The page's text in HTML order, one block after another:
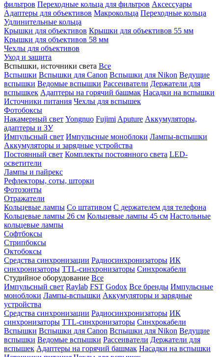
фильтров Переходные кольца для фильтров Аксессуары
Адаптеры для объективов Макрокольца Переходные кольца
Удлинительные кольца
Крышки для объективов Крышки для объективов 55 мм
Крышки для объективов 58 мм
Чехлы для объективов
Уход и защита
Вспышки, источники света Все
Вспышки Вспышки для Canon Вспышки для Nikon Ведущие
вспышки Ведомые вспышки Рассеиватели Держатели для
вспышкек Адаптеры на горячий башмак Насадки на вспышки
Источники питания Чехлы для вспышек
Фотобоксы
Накамерный свет Yongnuo Fujimi Aputure Аккумуляторы,
адаптеры и ЗУ
Импульсный свет Импульсные моноблоки Лампы-вспышки
Аккумуляторы и зарядные устройства
Постоянный свет Комплекты постоянного света LED-
осветители
Лампы и пайрекс
Рефлекторы, соты, шторки
Фотозонты
Отражатели
Кольцевые лампы Со штативом С держателем для телефона
Кольцевые лампы 26 см Кольцевые лампы 45 см Настольные
кольцевые лампы
Софтбоксы
Стрипбоксы
Октобоксы
Средства синхронизации Радиосинхронизаторы ИК
синхронизаторы TTL-синхронизаторы Синхрокабели
Студийное оборудование Все
Импульсный свет Raylab FST Godox Все бренды Импульсные
моноблоки Лампы-вспышки Аккумуляторы и зарядные
устройства
Средства синхронизации Радиосинхронизаторы ИК
синхронизаторы TTL-синхронизаторы Синхрокабели
Вспышки Вспышки для Canon Вспышки для Nikon Ведущие
вспышки Ведомые вспышки Рассеиватели Держатели для
вспышек Адаптеры на горячий башмак Насадки на вспышки